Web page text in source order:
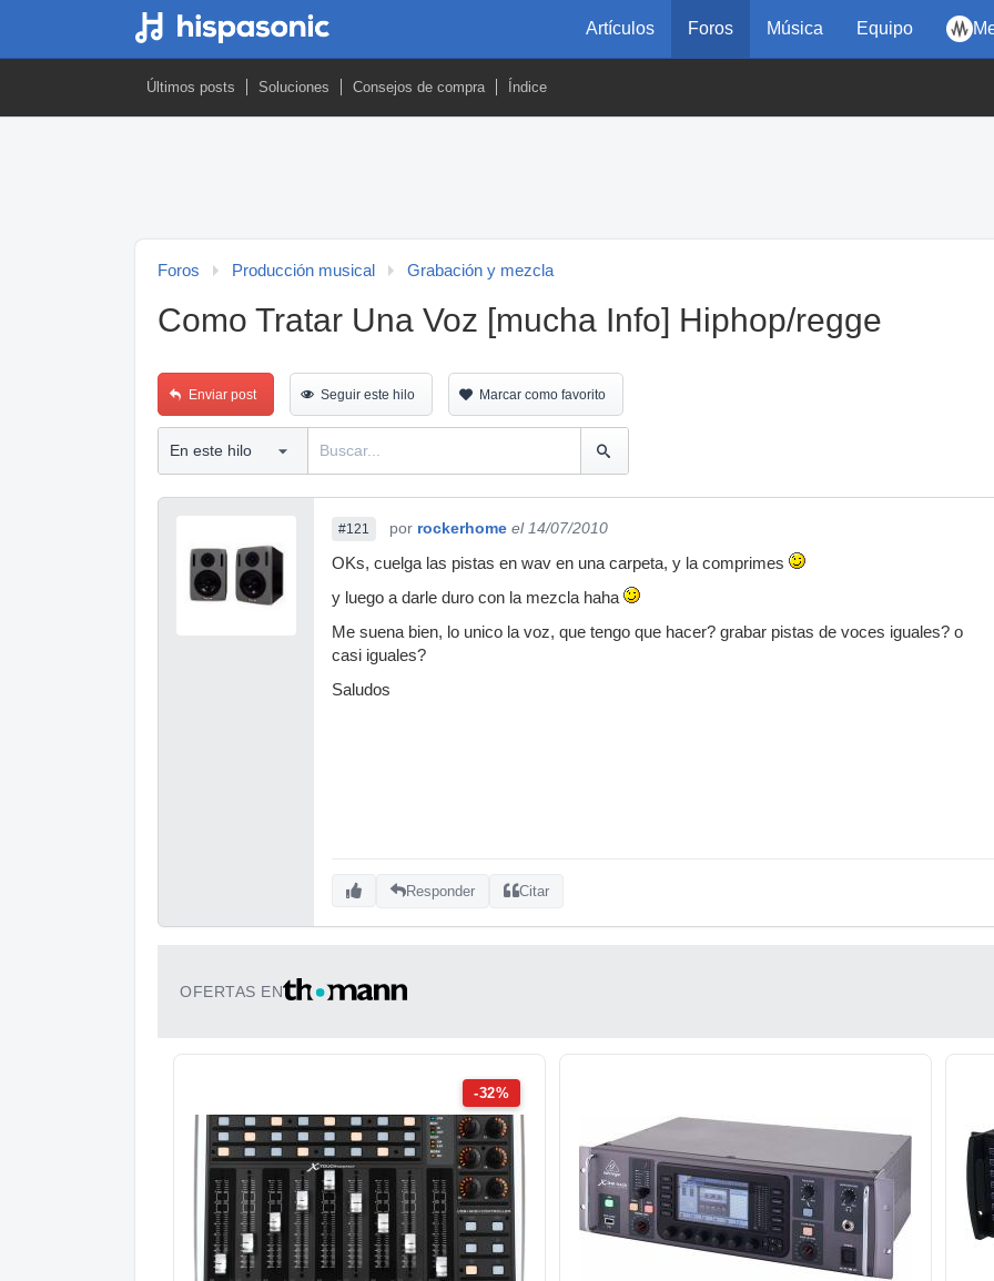
Artículos Foros Música Equipo
Últimos posts Soluciones Consejos de compra Índice
Foros Producción musical Grabación y mezcla
Como Tratar Una Voz [mucha Info] Hiphop/regge
Enviar post Seguir este hilo Marcar como favorito
#121 por rockerhome el 14/07/2010
OKs, cuelga las pistas en wav en una carpeta, y la comprimes
y luego a darle duro con la mezcla haha
Me suena bien, lo unico la voz, que tengo que hacer? grabar pistas de voces iguales? o
casi iguales?
Saludos
Responder Citar
OFERTAS EN
-32%